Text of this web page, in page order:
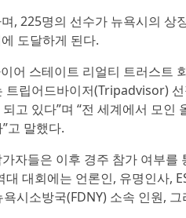
, 225명의 선수가 뉴욕시의 상
도달하게 된다.
어 스테이트 리얼티 트러스트
트립어드바이저(Tripadvisor)
고 있다”며 “전 세계에서 모
고 말했다.
자들은 이후 경주 참가 여부
대회에는 언론인, 유명인사,
시소방국(FDNY) 소속 인원,